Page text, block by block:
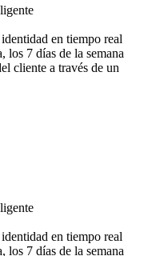
en tiempo real
los 7 días de la semana
cliente a través de un
en tiempo real
los 7 días de la semana